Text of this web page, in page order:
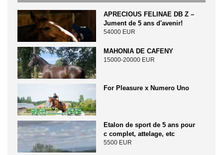
APRECIOUS FELINAE DB Z –
Jument de 5 ans d'avenir!
54000 EUR
MAHONIA DE CAFENY
15000-20000 EUR
For Pleasure x Numero Uno
Etalon de sport de 5 ans pour
c complet, attelage, etc
5500 EUR